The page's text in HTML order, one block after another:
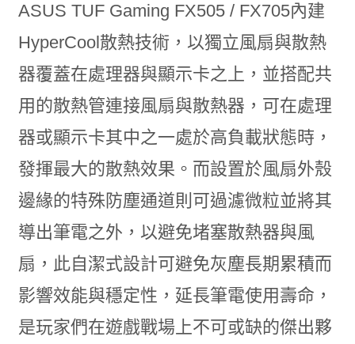
ASUS TUF Gaming FX505 / FX705內建
HyperCool散熱技術，以獨立風扇與散熱
器覆蓋在處理器與顯示卡之上，並搭配共
用的散熱管連接風扇與散熱器，可在處理
器或顯示卡其中之一處於高負載狀態時，
發揮最大的散熱效果。而設置於風扇外殼
邊緣的特殊防塵通道則可過濾微粒並將其
導出筆電之外，以避免堵塞散熱器與風
扇，此自潔式設計可避免灰塵長期累積而
影響效能與穩定性，延長筆電使用壽命，
是玩家們在遊戲戰場上不可或缺的傑出夥